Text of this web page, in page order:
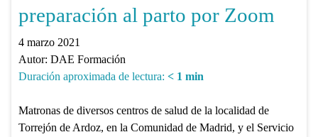
preparación al parto por Zoom
4 marzo 2021
Autor: DAE Formación
Duración aproximada de lectura: < 1 min
Matronas de diversos centros de salud de la localidad de
Torrejón de Ardoz, en la Comunidad de Madrid, y el Servicio